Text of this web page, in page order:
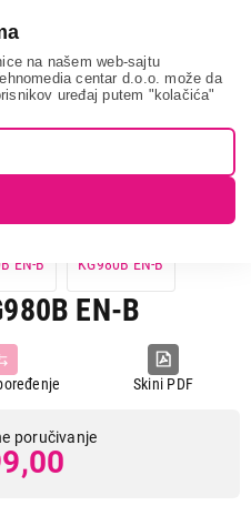
na našem web-sajtu
centar d.o.o. može da
uređaj putem "kolačića"
Marvo kg980b en...
EN-B
Skini PDF
poručivanje